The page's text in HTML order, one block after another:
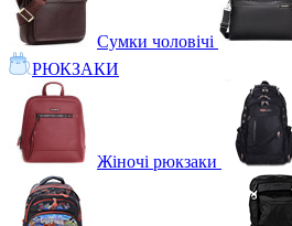
Сумки чоловічі
РЮКЗАКИ
Жіночі рюкзаки